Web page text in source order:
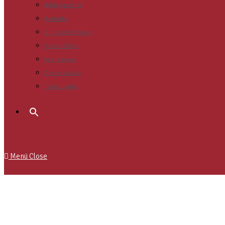
Bildergalerie
Kontakt
Gruppenchronik
Scout-Shop
Impressum
Datenschutz
Team Login
MenüClose